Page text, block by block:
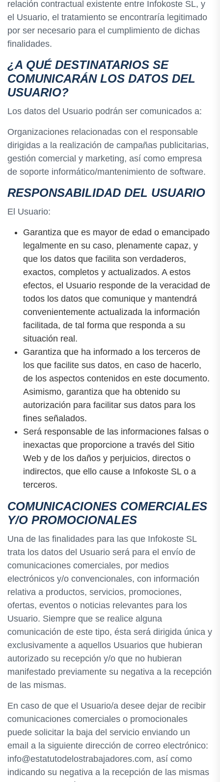
relación contractual existente entre Infokoste SL, y
el Usuario, el tratamiento se encontraría legitimado
por ser necesario para el cumplimiento de dichas
finalidades.
¿A QUÉ DESTINATARIOS SE
COMUNICARÁN LOS DATOS DEL
USUARIO?
Los datos del Usuario podrán ser comunicados a:
Organizaciones relacionadas con el responsable
dirigidas a la realización de campañas publicitarias,
gestión comercial y marketing, así como empresa
de soporte informático/mantenimiento de software.
RESPONSABILIDAD DEL USUARIO
El Usuario:
Garantiza que es mayor de edad o emancipado
legalmente en su caso, plenamente capaz, y
que los datos que facilita son verdaderos,
exactos, completos y actualizados. A estos
efectos, el Usuario responde de la veracidad de
todos los datos que comunique y mantendrá
convenientemente actualizada la información
facilitada, de tal forma que responda a su
situación real.
Garantiza que ha informado a los terceros de
los que facilite sus datos, en caso de hacerlo,
de los aspectos contenidos en este documento.
Asimismo, garantiza que ha obtenido su
autorización para facilitar sus datos para los
fines señalados.
Será responsable de las informaciones falsas o
inexactas que proporcione a través del Sitio
Web y de los daños y perjuicios, directos o
indirectos, que ello cause a Infokoste SL o a
terceros.
COMUNICACIONES COMERCIALES
Y/O PROMOCIONALES
Una de las finalidades para las que Infokoste SL
trata los datos del Usuario será para el envío de
comunicaciones comerciales, por medios
electrónicos y/o convencionales, con información
relativa a productos, servicios, promociones,
ofertas, eventos o noticias relevantes para los
Usuario. Siempre que se realice alguna
comunicación de este tipo, ésta será dirigida única y
exclusivamente a aquellos Usuarios que hubieran
autorizado su recepción y/o que no hubieran
manifestado previamente su negativa a la recepción
de las mismas.
En caso de que el Usuario/a desee dejar de recibir
comunicaciones comerciales o promocionales
puede solicitar la baja del servicio enviando un
email a la siguiente dirección de correo electrónico:
info@estatutodelostrabajadores.com, así como
indicando su negativa a la recepción de las mismas